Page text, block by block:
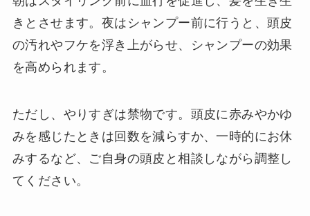
きとさせます。夜はシャンプー前に行うと、頭皮
の汚れやフケを浮き上がらせ、シャンプーの効果
を高められます。
ただし、やりすぎは禁物です。頭皮に赤みやかゆ
みを感じたときは回数を減らすか、一時的にお休
みするなど、ご自身の頭皮と相談しながら調整し
てください。